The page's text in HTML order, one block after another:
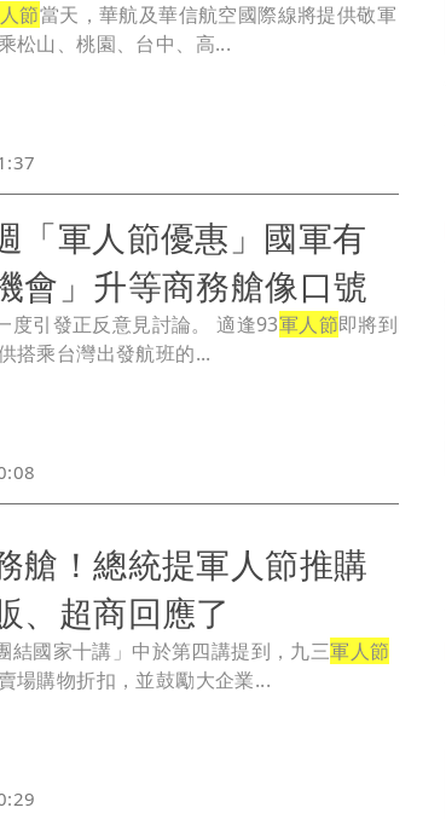
節當天，華航及華信航空國際線將提供敬軍
松山、桃園、台中、高...
「軍人節優惠」國軍有
會」升等商務艙像口號
...優先升等商務艙，一度引發正反意見討論。 適逢93軍人節即將到
搭乘台灣出發航班的...
艙！總統提軍人節推購
超商回應了
結國家十講」中於第四講提到，九三軍人節
場購物折扣，並鼓勵大企業...